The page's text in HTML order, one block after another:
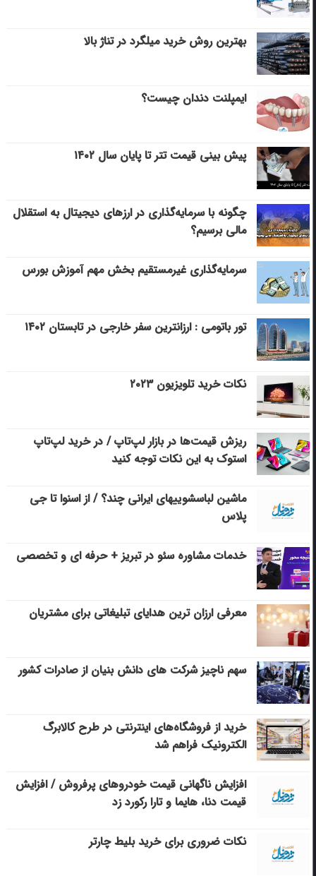
بهترین روش خرید میلگرد در تناژ بالا
ایمپلنت دندان چیست؟
پیش بینی قیمت تتر تا پایان سال ۱۴۰۲
چگونه با سرمایه‌گذاری در ارزهای دیجیتال به استقلال
مالی برسیم؟
سرمایه‌گذاری غیرمستقیم بخش مهم آموزش بورس
تور باتومی : ارزانترین سفر خارجی در تابستان ۱۴۰۲
نکات خرید تلویزیون ۲۰۲۳
ریزش قیمت‌ها در بازار لپ‌تاپ / در خرید لپ‌تاپ
استوک به این نکات توجه کنید
ماشین لباسشویی‎های ایرانی چند؟ / از اسنوا تا جی
پلاس
خدمات مشاوره سئو در تبریز + حرفه ای و تخصصی
معرفی ارزان ترین هدایای تبلیغاتی برای مشتریان
سهم ناچیز شرکت های دانش بنیان از صادرات کشور
خرید از فروشگاه‌های اینترنتی در طرح کالابرگ
الکترونیک فراهم شد
افزایش ناگهانی قیمت خودروهای پرفروش / افزایش
قیمت دنا، هایما و تارا رکورد زد
نکات ضروری برای خرید بلیط چارتر